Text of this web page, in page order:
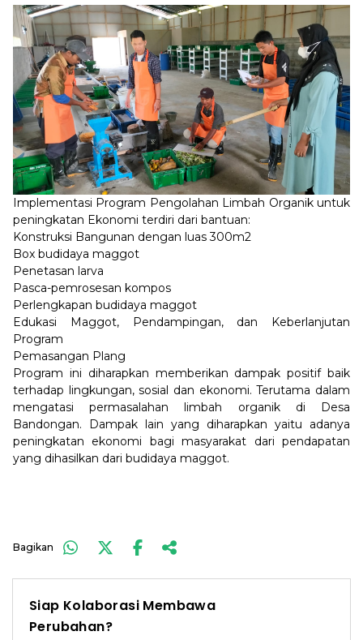
Bagikan
Implementasi Program Pengolahan Limbah Organik untuk
peningkatan Ekonomi terdiri dari bantuan:
Konstruksi Bangunan dengan luas 300m2
Box budidaya maggot
Penetasan larva
Pasca-pemrosesan kompos
Perlengkapan budidaya maggot
Edukasi Maggot, Pendampingan, dan Keberlanjutan
Program
Pemasangan Plang
Program ini diharapkan memberikan dampak positif baik
terhadap lingkungan, sosial dan ekonomi. Terutama dalam
mengatasi permasalahan limbah organik di Desa
Bandongan. Dampak lain yang diharapkan yaitu adanya
peningkatan ekonomi bagi masyarakat dari pendapatan
yang dihasilkan dari budidaya maggot.
Siap Kolaborasi Membawa
Perubahan?